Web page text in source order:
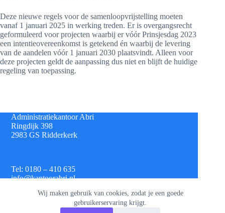
Wij maken gebruik van cookies, zodat je een goede
gebruikerservaring krijgt.
Deze nieuwe regels voor de samenloopvrijstelling moeten
vanaf 1 januari 2025 in werking treden. Er is overgangsrecht
geformuleerd voor projecten waarbij er vóór Prinsjesdag 2023
een intentieovereenkomst is getekend én waarbij de levering
van de aandelen vóór 1 januari 2030 plaatsvindt. Alleen voor
deze projecten geldt de aanpassing dus niet en blijft de huidige
regeling van toepassing.
Administratiekantoor Abri
Ringdijk 398
2983 GS Ridderkerk
Tel: 0180 – 410 635
info@kantoorabri.nl